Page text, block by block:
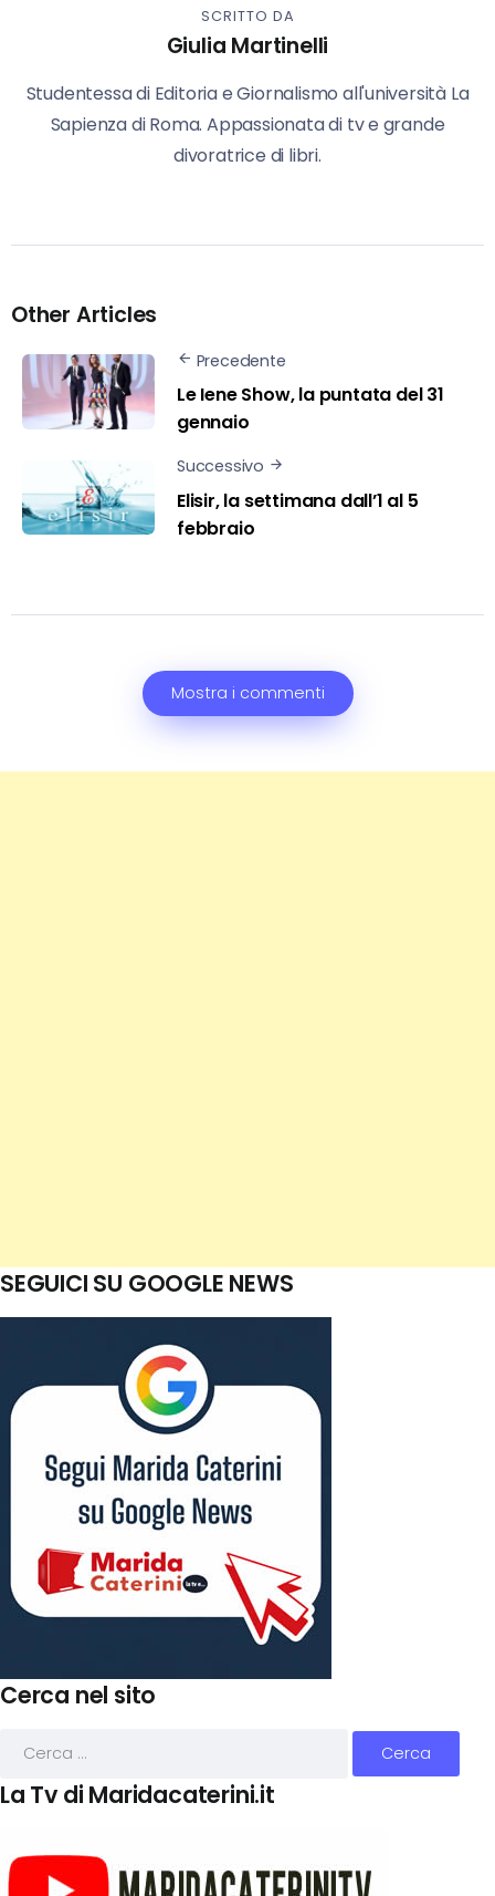
SCRITTO DA
Giulia Martinelli
Studentessa di Editoria e Giornalismo all'università La
Sapienza di Roma. Appassionata di tv e grande
divoratrice di libri.
Other Articles
Precedente
Le Iene Show, la puntata del 31
gennaio
Successivo
Elisir, la settimana dall’1 al 5
febbraio
Mostra i commenti
SEGUICI SU GOOGLE NEWS
Cerca nel sito
La Tv di Maridacaterini.it